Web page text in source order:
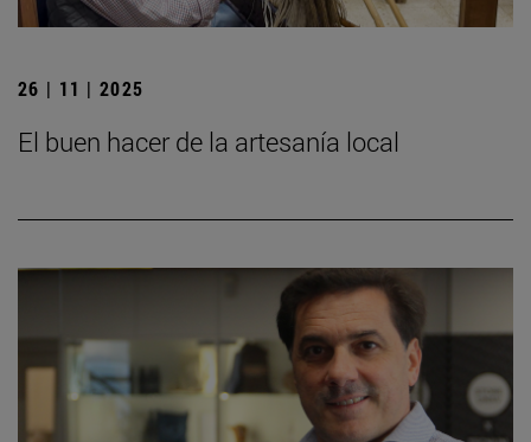
26 | 11 | 2025
El buen hacer de la artesanía local